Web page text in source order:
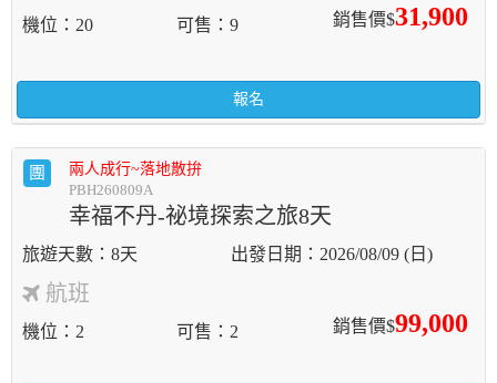
銷售價$31,900
機位 20 可售 9
報名
團
兩人成行~落地散拚
PBH260809A
幸福不丹-祕境探索之旅8天
8天 2026/08/09 (日)
航班
銷售價$99,000
機位 2 可售 2